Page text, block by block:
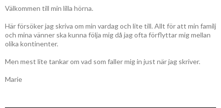
Välkommen till min lilla hörna.
Här försöker jag skriva om min vardag och lite till. Allt för att min familj
och mina vänner ska kunna följa mig då jag ofta förflyttar mig mellan
olika kontinenter.
Men mest lite tankar om vad som faller mig in just när jag skriver.
Marie